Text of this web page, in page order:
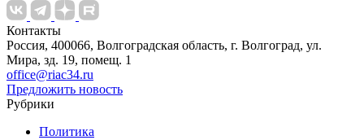
Контакты
Россия, 400066, Волгоградская область, г. Волгоград, ул.
Мира, зд. 19, помещ. 1
office@riac34.ru
Предложить новость
Рубрики
Политика